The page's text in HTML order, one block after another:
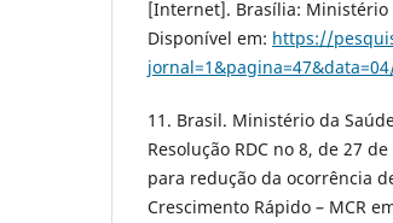
[Internet]. Brasília: Ministério
Disponível em: https://
11. Brasil. Ministério da
Resolução RDC no 8, de 27
para redução da ocorrência
Crescimento Rápido – MCR